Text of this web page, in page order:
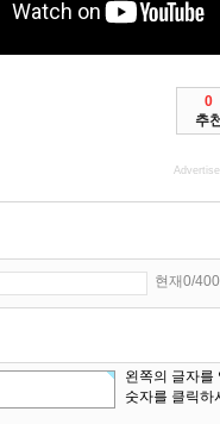
0
추
현재0/
왼쪽의 글자를
숫자를 클릭하